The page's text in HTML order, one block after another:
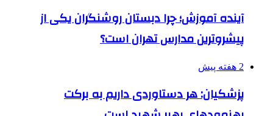
آینده آموزش؛ چرا دبستان روشنگران یکی از
پیشروترین مدارس تهران است؟
2 هفته پیش
پزشکیان: هر دستاوردی داریم به برکت